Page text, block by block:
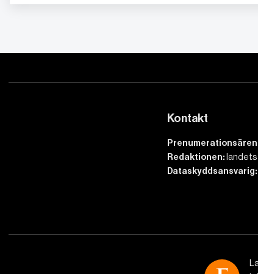
Kontakt
Redaktionen:
Dataskyddsansvarig: